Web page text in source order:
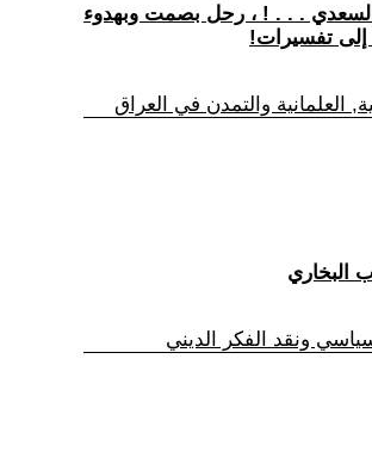
السعدي . . . ! ، رحل بصمت وبهدوء
تفسيرات!
العلمانية والتمدن في العراق
ونقد الفكر الديني